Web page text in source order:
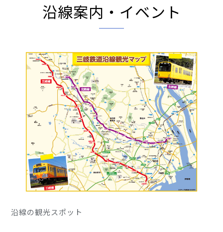
沿線案内・イベント
沿線の観光スポット